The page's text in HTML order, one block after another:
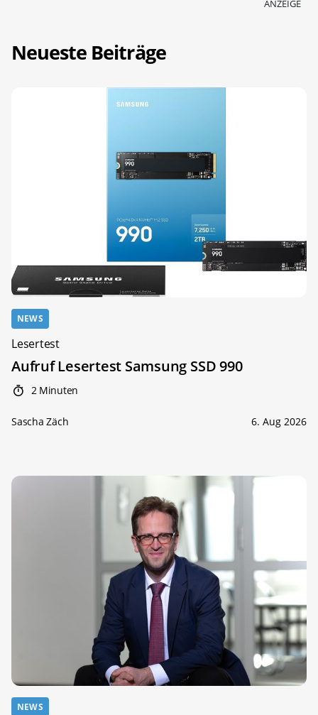
ANZEIGE
Neueste Beiträge
NEWS
Lesertest
Aufruf Lesertest Samsung SSD 990
2 Minuten
Sascha Zäch 6. Aug 2026
NEWS